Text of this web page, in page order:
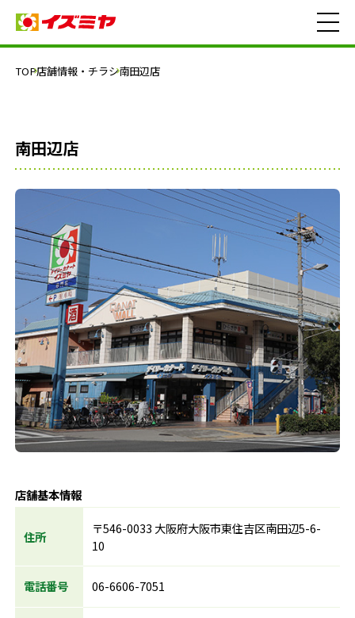
TOP店舗情報・チラシ南田辺店
南田辺店
店舗基本情報
住所
〒546-0033 大阪府大阪市東住吉区南田辺5-6-
10
電話番号 06-6606-7051